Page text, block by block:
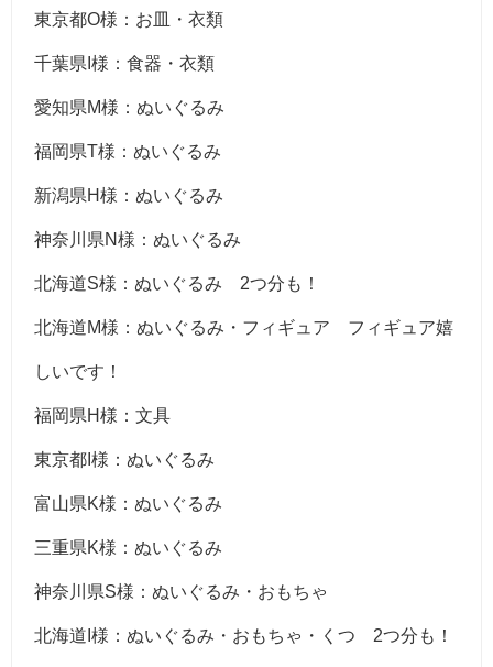
東京都O様：お皿・衣類
千葉県I様：食器・衣類
愛知県M様：ぬいぐるみ
福岡県T様：ぬいぐるみ
新潟県H様：ぬいぐるみ
神奈川県N様：ぬいぐるみ
北海道S様：ぬいぐるみ 2つ分も！
北海道M様：ぬいぐるみ・フィギュア フィギュア嬉
しいです！
福岡県H様：文具
東京都I様：ぬいぐるみ
富山県K様：ぬいぐるみ
三重県K様：ぬいぐるみ
神奈川県S様：ぬいぐるみ・おもちゃ
北海道I様：ぬいぐるみ・おもちゃ・くつ 2つ分も！